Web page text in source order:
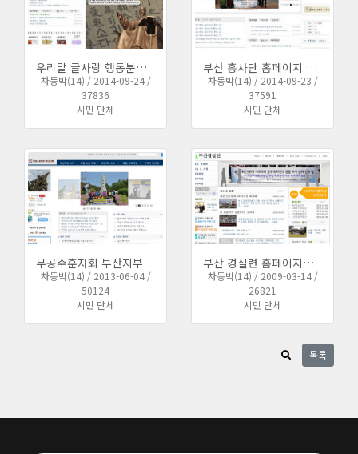
우리말 글사랑 행동분부 홈페이지를 신규 제작하였습니다.
차동박(14) / 2014-09-24 /
37836
시민 단체
부산 흥사단 홈페이지 개편 작업 완료하였습니다.
차동박(14) / 2014-09-23 /
37591
시민 단체
무공수훈자회 부산지부 홈페이지 개설하였습니다.
차동박(14) / 2013-06-04 /
50124
시민 단체
부산 경실련 홈페이지를 개편하였습니다.
차동박(14) / 2009-03-14 /
26821
시민 단체
목록